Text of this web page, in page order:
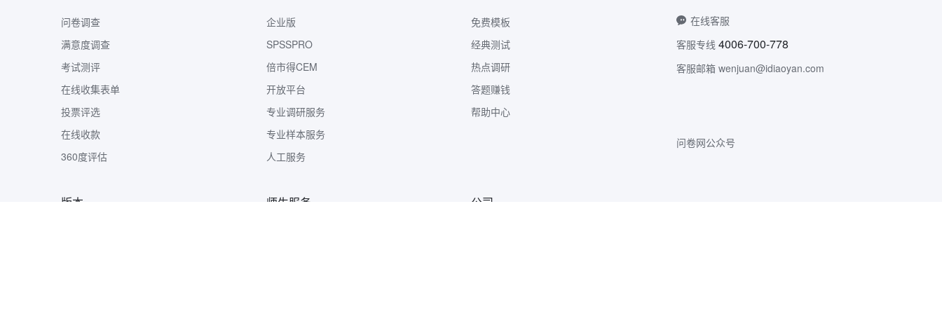
问卷调查
满意度调查
考试测评
在线收集表单
投票评选
在线收款
360度评估
企业版
SPSSPRO
倍市得CEM
开放平台
专业调研服务
专业样本服务
人工服务
免费模板
经典测试
热点调研
答题赚钱
帮助中心
在线客服
客服专线 4006-700-778
客服邮箱 wenjuan@idiaoyan.com
问卷网公众号
版本 师生服务 公司